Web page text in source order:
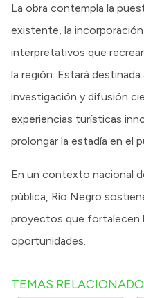
La obra contempla la
existente, la
interpretativos que
la región. Estará
investigación y difusión
experiencias turísticas
prolongar la estadía en el
En un contexto nacional
pública, Río Negro
proyectos que fortalecen
oportunidades.
TEMAS